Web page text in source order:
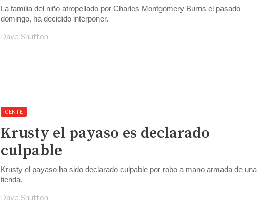
La familia del niño atropellado por Charles Montgomery Burns el pasado
domingo, ha decidido interponer.
Dave Shutton
GENTE
Krusty el payaso es declarado
culpable
Krusty el payaso ha sido declarado culpable por robo a mano armada de una
tienda.
Dave Shutton